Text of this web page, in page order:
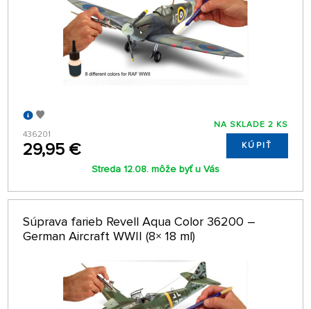
436201
29,95 €
NA SKLADE 2 KS
KÚPIŤ
Streda 12.08. môže byť u Vás
Súprava farieb Revell Aqua Color 36200 –
German Aircraft WWII (8× 18 ml)